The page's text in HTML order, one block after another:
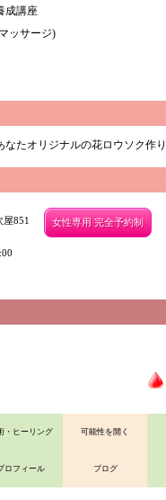
成講座
ッサージ)
たオリジナルの花ロウソク作り
屋851
女性専用 完全予約制
・ヒーリング 可能性を開く
ロフィール ブログ